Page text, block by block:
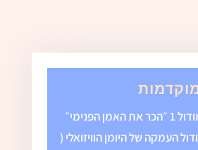
השתתפות במודול 1 ״הכר את האמן הפנימי״
העמקה של היומן הוויזואלי (